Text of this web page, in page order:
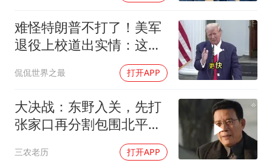
难怪特朗普不打了！美军
退役上校道出实情：这场
侃侃世界之最 打开APP
大决战：东野入关，先打
张家口再分割包围北平，
三农老历 打开APP